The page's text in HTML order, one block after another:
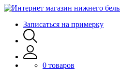
Записаться на примерку
0 товаров